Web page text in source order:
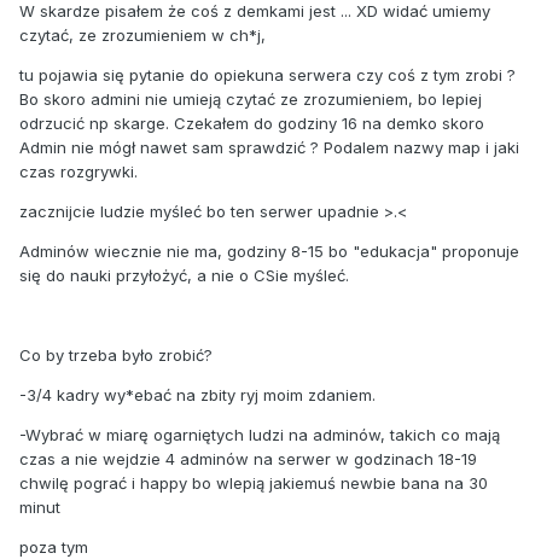
W skardze pisałem że coś z demkami jest ... XD widać umiemy
czytać, ze zrozumieniem w ch*j,
tu pojawia się pytanie do opiekuna serwera czy coś z tym zrobi ?
Bo skoro admini nie umieją czytać ze zrozumieniem, bo lepiej
odrzucić np skarge. Czekałem do godziny 16 na demko skoro
Admin nie mógł nawet sam sprawdzić ? Podalem nazwy map i jaki
czas rozgrywki.
zacznijcie ludzie myśleć bo ten serwer upadnie >.<
Adminów wiecznie nie ma, godziny 8-15 bo "edukacja" proponuje
się do nauki przyłożyć, a nie o CSie myśleć.
Co by trzeba było zrobić?
-3/4 kadry wy*ebać na zbity ryj moim zdaniem.
-Wybrać w miarę ogarniętych ludzi na adminów, takich co mają
czas a nie wejdzie 4 adminów na serwer w godzinach 18-19
chwilę pograć i happy bo wlepią jakiemuś newbie bana na 30
minut
poza tym